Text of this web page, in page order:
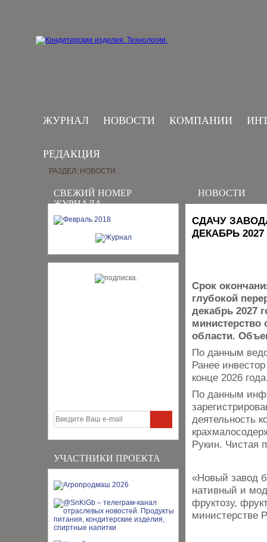
ЖУРНАЛ НОВОСТИ КОМПАНИИ
РЕДАКЦИЯ
СВЕЖИЙ НОМЕР
ЖУРНАЛА
УЧАСТНИКИ ПРОЕКТА
РАЗДЕЛ: НОВОСТИ
НОВОСТИ
СДАЧУ
ДЕКАБРЬ
Срок
глубокой
декабрь 2027
министерство
области.
По данным
Ранее
конце 2026
По данным
деятельность
Рукин. Чистая
«Новый завод
нативный и
фруктозу,
министерстве